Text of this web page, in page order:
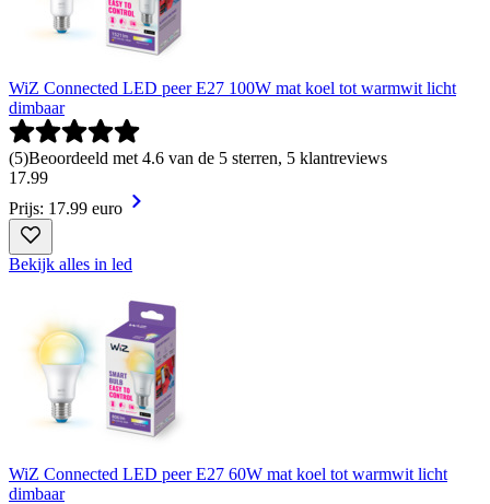
WiZ Connected LED peer E27 100W mat koel tot warmwit licht
dimbaar
(5)Beoordeeld met 4.6 van de 5 sterren, 5 klantreviews
17.99
Prijs: 17.99 euro
Bekijk alles in led
WiZ Connected LED peer E27 60W mat koel tot warmwit licht
dimbaar